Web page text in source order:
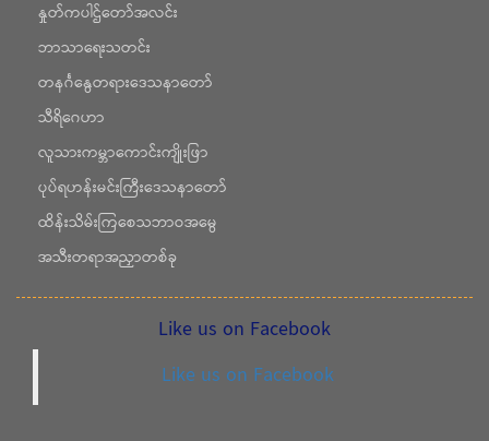
နှုတ်ကပါဌ်တော်အလင်း
ဘာသာရေးသတင်း
တနင်္ဂနွေတရားဒေသနာတော်
သီရိဂေဟာ
လူသားကမ္ဘာကောင်းကျိုးဖြာ
ပုပ်ရဟန်းမင်းကြီးဒေသနာတော်
ထိန်းသိမ်းကြစေသဘာဝအမွေ
အသီးတရာအညှာတစ်ခု
Like us on Facebook
Like us on Facebook